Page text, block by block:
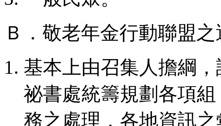
Ｂ．敬老年金行動聯盟
基本上由召集人擔綱
祕書處統籌規劃各項
務之處理，各地資訊